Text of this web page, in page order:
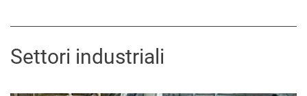
Settori industriali